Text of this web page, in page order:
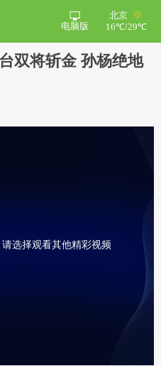
北京
16℃/29℃
电脑版
双将斩金 孙杨绝地
选择观看其他精彩视频